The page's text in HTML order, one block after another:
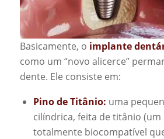
Basicamente, o implante
como um “novo alicerce”
dente. Ele consiste em:
Pino de Titânio: uma
cilíndrica, feita de titânio
totalmente biocompatível